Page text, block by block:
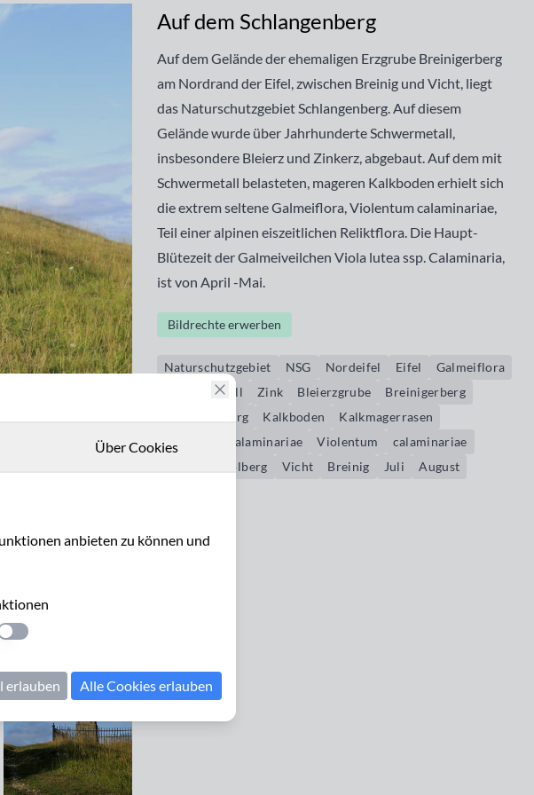
Auf dem Schlangenberg
Auf dem Gelände der ehemaligen Erzgrube Breinigerberg
am Nordrand der Eifel, zwischen Breinig und Vicht, liegt
das Naturschutzgebiet Schlangenberg. Auf diesem
Gelände wurde über Jahrhunderte Schwermetall,
insbesondere Bleierz und Zinkerz, abgebaut. Auf dem mit
Schwermetall belasteten, mageren Kalkboden erhielt sich
die extrem seltene Galmeiflora, Violentum calaminariae,
Teil einer alpinen eiszeitlichen Reliktflora. Die Haupt-
Blütezeit der Galmeiveilchen Viola lutea ssp. Calaminaria,
ist von April -Mai.
Bildrechte erwerben
Naturschutzgebiet NSG Nordeifel Eifel
Galmeiflora
Schwermetall
Zink Bleierzgrube
Breinigerberg
Schlangenberg
Kalkboden
Kalkmagerrasen
Violentum calaminariae
Violentum
calaminariae
Stolberg Vicht Breinig Juli August
Über Cookies
anbieten zu können und
anwenden
erlauben Alle Cookies erlauben